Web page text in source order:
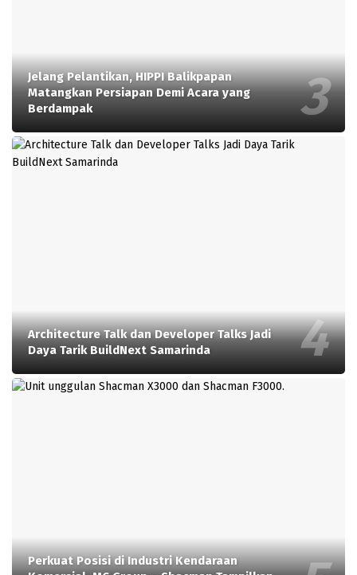
Jelang Pelantikan, HIPPI Balikpapan
Matangkan Persiapan Demi Acara yang
Berdampak
Architecture Talk dan Developer Talks Jadi
Daya Tarik BuildNext Samarinda
Perkuat Posisi di Industri Kendaraan